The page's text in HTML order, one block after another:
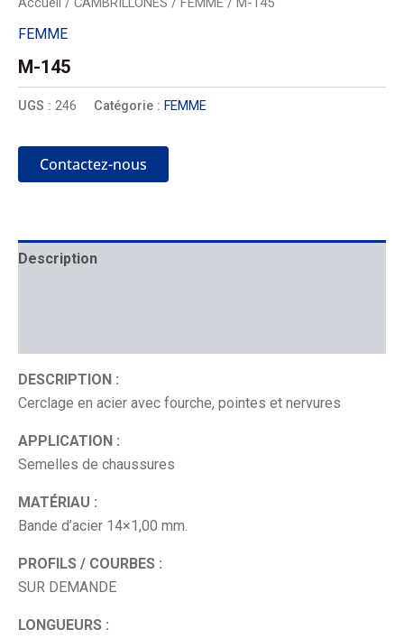
FEMME
M-145
UGS : 246 Catégorie : FEMME
Contactez-nous
Description
DESCRIPTION :
Cerclage en acier avec fourche, pointes et nervures
APPLICATION :
Semelles de chaussures
MATÉRIAU :
Bande d’acier 14×1,00 mm.
PROFILS / COURBES :
SUR DEMANDE
LONGUEURS :